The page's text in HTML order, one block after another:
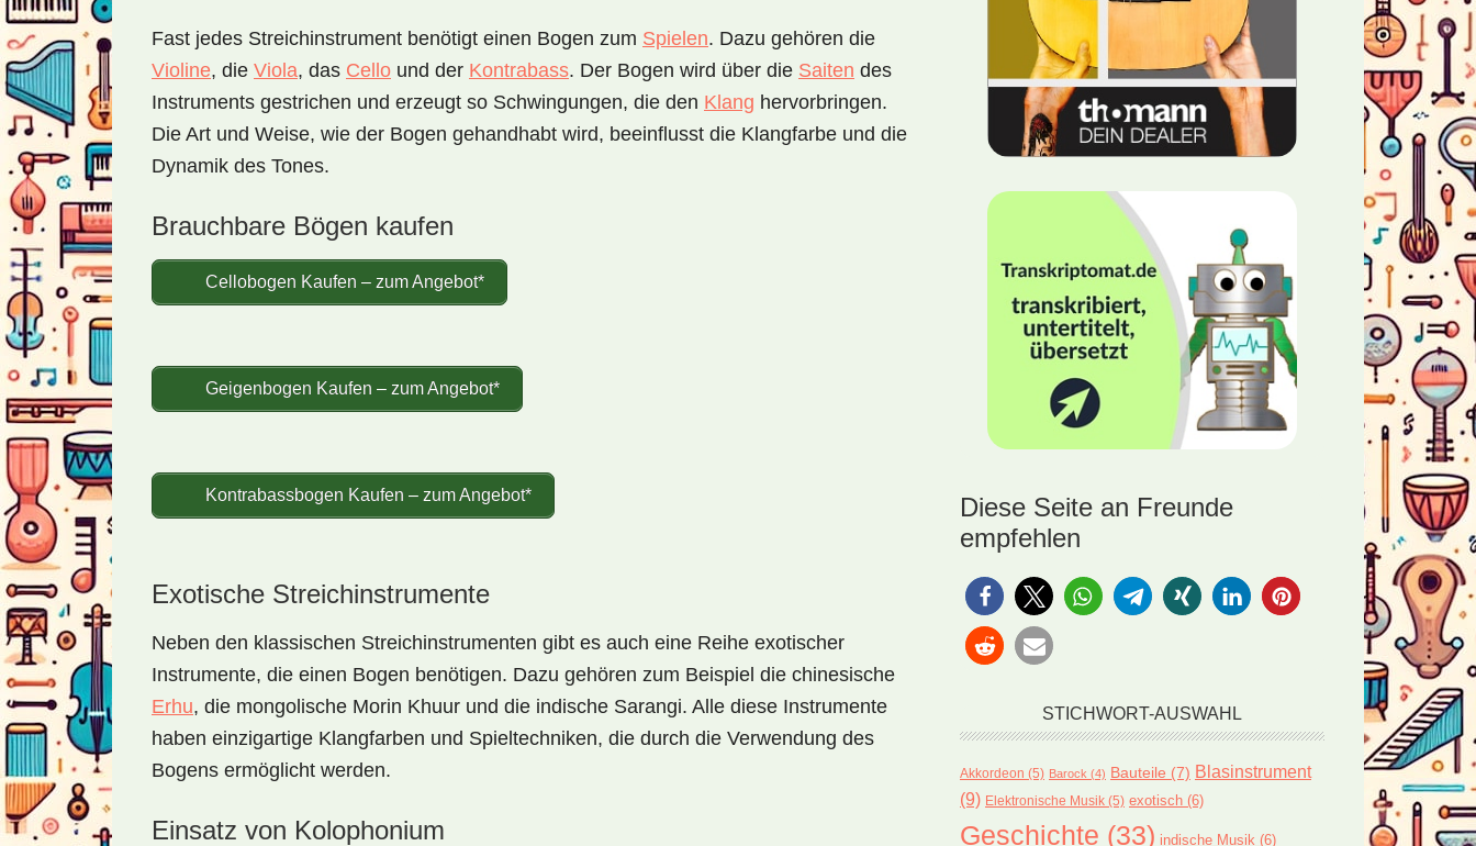
Fast jedes Streichinstrument benötigt einen Bogen zum Spielen. Dazu gehören die
Violine, die Viola, das Cello und der Kontrabass. Der Bogen wird über die Saiten des
Instruments gestrichen und erzeugt so Schwingungen, die den Klang hervorbringen.
Die Art und Weise, wie der Bogen gehandhabt wird, beeinflusst die Klangfarbe und die
Dynamik des Tones.
Brauchbare Bögen kaufen
Cellobogen Kaufen – zum Angebot*
Geigenbogen Kaufen – zum Angebot*
Kontrabassbogen Kaufen – zum Angebot*
Exotische Streichinstrumente
Neben den klassischen Streichinstrumenten gibt es auch eine Reihe exotischer
Instrumente, die einen Bogen benötigen. Dazu gehören zum Beispiel die chinesische
Erhu, die mongolische Morin Khuur und die indische Sarangi. Alle diese Instrumente
haben einzigartige Klangfarben und Spieltechniken, die durch die Verwendung des
Bogens ermöglicht werden.
Einsatz von Kolophonium
Diese Seite an Freunde
empfehlen
STICHWORT-AUSWAHL
Akkordeon (5) Barock (4) Bauteile (7) Blasinstrument
(9) Elektronische Musik (5) exotisch (6)
Geschichte (33) indische Musik (6)